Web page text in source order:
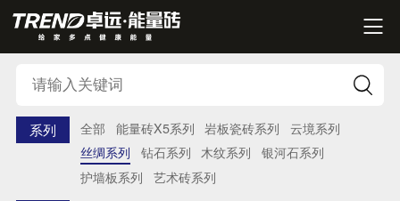


系列 全部 能量砖X5系列 岩板瓷砖系列
云境系列
丝绸系列
钻石系列 木纹系列
银河石系列
护墙板系列
艺术砖系列